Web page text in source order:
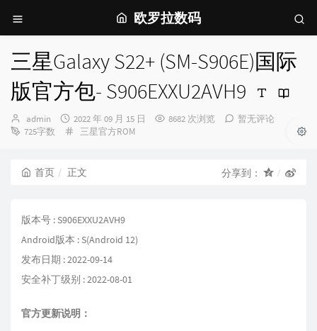
欧罗拉数码
三星Galaxy S22+ (SM-S906E)国际
版官方包- S906EXXU2AVH9
博
主：
admin
发
布
2022 年 09 月 15 日 8682 次浏览
暂无评论
725字数
分
三星官方ROM
首页 正文 分享到：
版本号 : S906EXXU2AVH9
Android版本 : S(Android 12)
发布日期 : 2022-09-14
安全补丁级别 : 2022-08-01
官方更新说明：